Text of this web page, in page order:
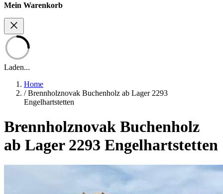
Mein Warenkorb
Laden...
Home
/ Brennholznovak Buchenholz ab Lager 2293
Engelhartstetten
Brennholznovak Buchenholz
ab Lager 2293 Engelhartstetten